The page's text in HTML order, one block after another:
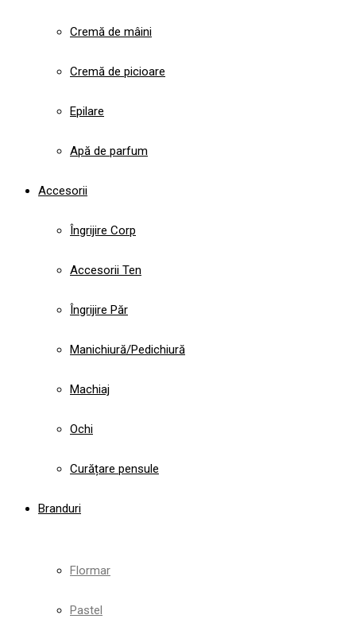
Cremă de mâini
Cremă de picioare
Epilare
Apă de parfum
Accesorii
Îngrijire Corp
Accesorii Ten
Îngrijire Păr
Manichiură/Pedichiură
Machiaj
Ochi
Curățare pensule
Branduri
Flormar
Pastel